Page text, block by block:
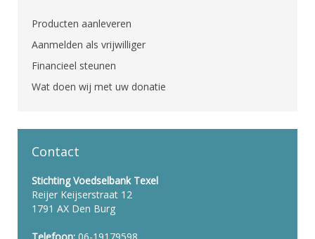
Producten aanleveren
Aanmelden als vrijwilliger
Financieel steunen
Wat doen wij met uw donatie
Contact
Stichting Voedselbank Texel
Reijer Keijserstraat 12
1791 AX Den Burg